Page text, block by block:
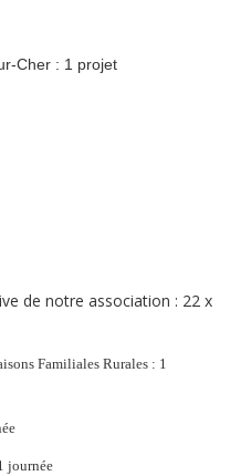
Cher : 1 projet
de notre association : 22 x
Familiales Rurales : 1
journée